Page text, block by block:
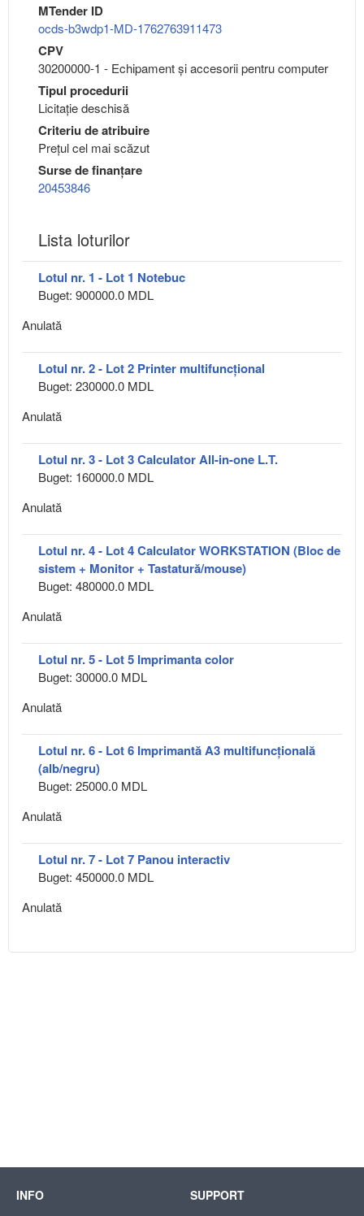
MTender ID
ocds-b3wdp1-MD-1762763911473
CPV
30200000-1 - Echipament şi accesorii pentru computer
Tipul procedurii
Licitație deschisă
Criteriu de atribuire
Preţul cel mai scăzut
Surse de finanțare
20453846
Lista loturilor
Lotul nr. 1 - Lot 1 Notebuc
Buget: 900000.0 MDL
Anulată
Lotul nr. 2 - Lot 2 Printer multifuncțional
Buget: 230000.0 MDL
Anulată
Lotul nr. 3 - Lot 3 Calculator All-in-one L.T.
Buget: 160000.0 MDL
Anulată
Lotul nr. 4 - Lot 4 Calculator WORKSTATION (Bloc de
sistem + Monitor + Tastatură/mouse)
Buget: 480000.0 MDL
Anulată
Lotul nr. 5 - Lot 5 Imprimanta color
Buget: 30000.0 MDL
Anulată
Lotul nr. 6 - Lot 6 Imprimantă A3 multifuncțională
(alb/negru)
Buget: 25000.0 MDL
Anulată
Lotul nr. 7 - Lot 7 Panou interactiv
Buget: 450000.0 MDL
Anulată
INFO SUPPORT